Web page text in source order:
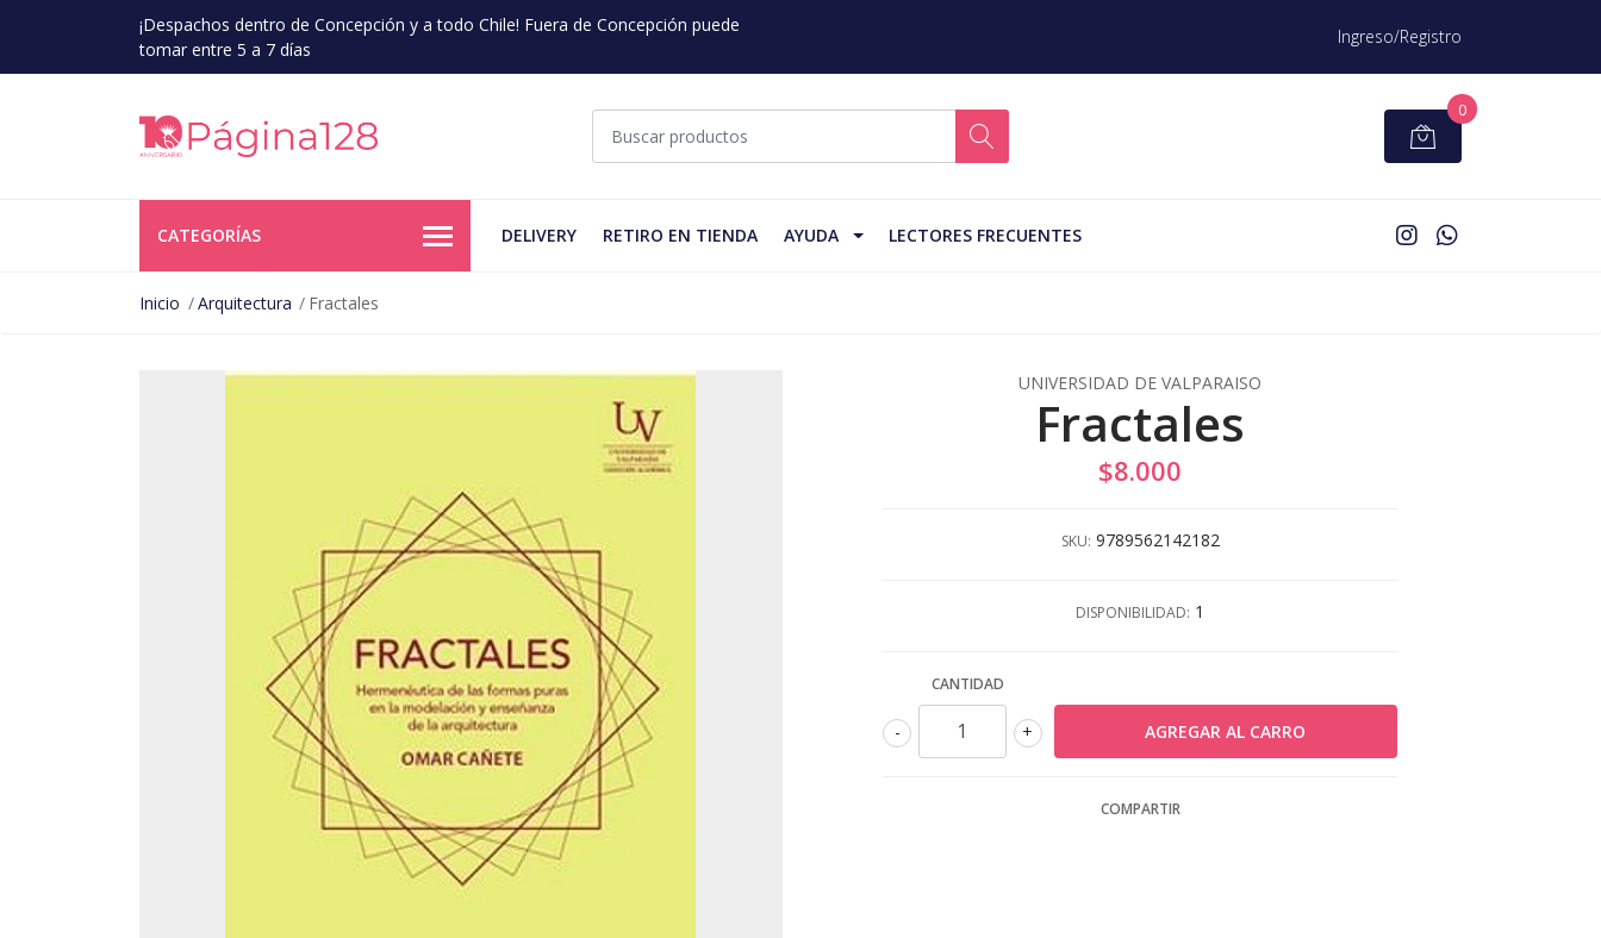
¡Despachos dentro de Concepción y a todo Chile! Fuera de Concepción puede
tomar entre 5 a 7 días
Ingreso/Registro
0
CATEGORÍAS DELIVERY RETIRO EN TIENDA AYUDA LECTORES FRECUENTES
Inicio Arquitectura Fractales
UNIVERSIDAD DE VALPARAISO
Fractales
$8.000
SKU: 9789562142182
DISPONIBILIDAD: 1
CANTIDAD
+
-
COMPARTIR